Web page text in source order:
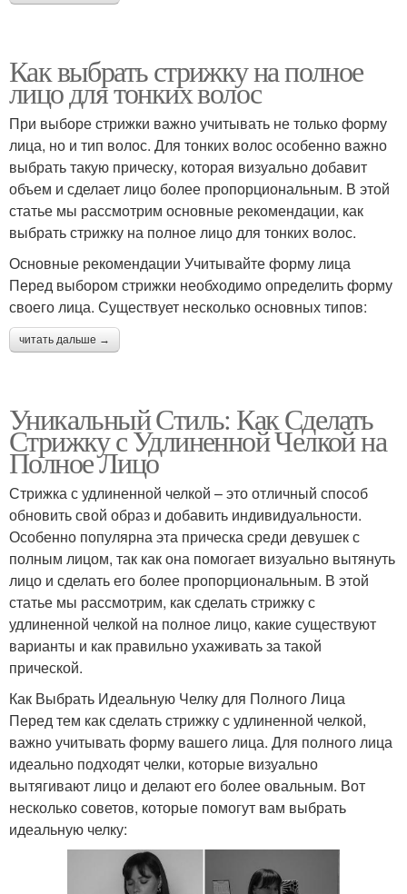
Как выбрать стрижку на полное
лицо для тонких волос
При выборе стрижки важно учитывать не только форму
лица, но и тип волос. Для тонких волос особенно важно
выбрать такую прическу, которая визуально добавит
объем и сделает лицо более пропорциональным. В этой
статье мы рассмотрим основные рекомендации, как
выбрать стрижку на полное лицо для тонких волос.
Основные рекомендации Учитывайте форму лица
Перед выбором стрижки необходимо определить форму
своего лица. Существует несколько основных типов:
читать дальше →
Уникальный Стиль: Как Сделать
Стрижку с Удлиненной Челкой на
Полное Лицо
Стрижка с удлиненной челкой – это отличный способ
обновить свой образ и добавить индивидуальности.
Особенно популярна эта прическа среди девушек с
полным лицом, так как она помогает визуально вытянуть
лицо и сделать его более пропорциональным. В этой
статье мы рассмотрим, как сделать стрижку с
удлиненной челкой на полное лицо, какие существуют
варианты и как правильно ухаживать за такой
прической.
Как Выбрать Идеальную Челку для Полного Лица
Перед тем как сделать стрижку с удлиненной челкой,
важно учитывать форму вашего лица. Для полного лица
идеально подходят челки, которые визуально
вытягивают лицо и делают его более овальным. Вот
несколько советов, которые помогут вам выбрать
идеальную челку: